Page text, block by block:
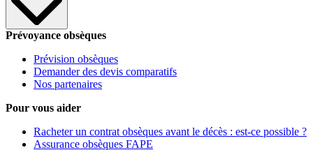
Prévoyance obsèques
Prévision obsèques
Demander des devis comparatifs
Nos partenaires
Pour vous aider
Racheter un contrat obsèques avant le décès : est-ce possible ?
Assurance obsèques FAPE